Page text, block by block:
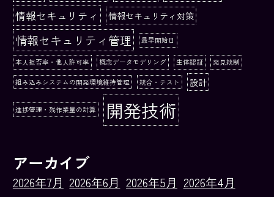
情報セキュリティ 情報セキュリティ対策
情報セキュリティ管理 最早開始日
本人拒否率・他人許可率 概念データモデリング 生体認証 発見統制
組み込みシステムの開発環境維持管理 統合・テスト 設計
進捗管理・残作業量の計算 開発技術
アーカイブ
2026年7月 2026年6月 2026年5月 2026年4月